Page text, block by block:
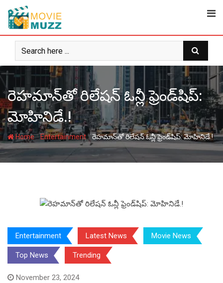
content
రెహ‌మాన్‌తో రిలేష‌న్‌ ఓన్లీ ఫ్రెండ్‌షిప్‌:
మోహినిడే.!
Home-Entertainment-రెహ‌మాన్‌తో రిలేష‌న్‌ ఓన్లీ ఫ్రెండ్‌షిప్‌: మోహినిడే.!
Entertainment Latest News Movie News
Top News Trending
November 23, 2024